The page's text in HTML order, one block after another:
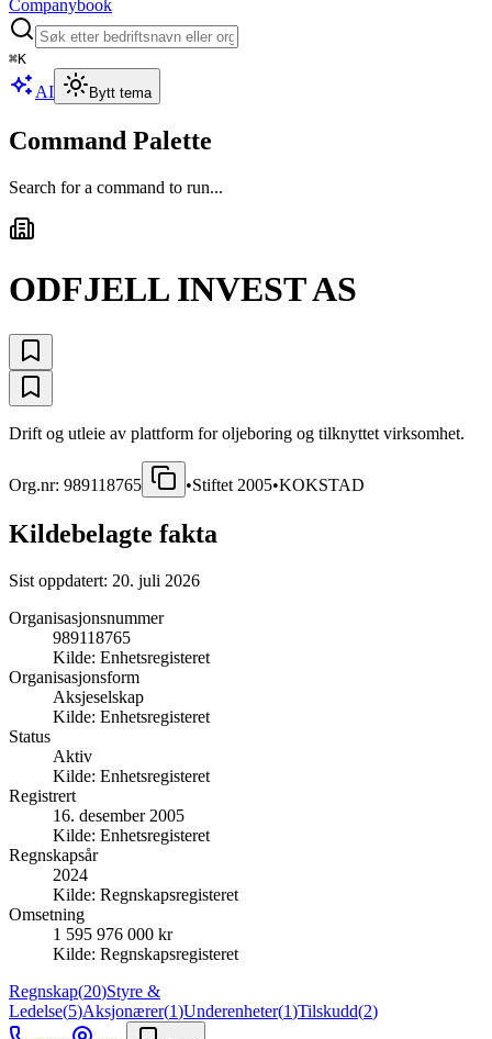
Companybook
⌘K
AI Bytt tema
Command Palette
Search for a command to run...
ODFJELL INVEST AS
Drift og utleie av plattform for oljeboring og tilknyttet virksomhet.
Org.nr: 989118765 •Stiftet 2005•KOKSTAD
Kildebelagte fakta
Sist oppdatert: 20. juli 2026
Organisasjonsnummer
989118765
Kilde: Enhetsregisteret
Organisasjonsform
Aksjeselskap
Kilde: Enhetsregisteret
Status
Aktiv
Kilde: Enhetsregisteret
Registrert
16. desember 2005
Kilde: Enhetsregisteret
Regnskapsår
2024
Kilde: Regnskapsregisteret
Omsetning
1 595 976 000 kr
Kilde: Regnskapsregisteret
Regnskap(20)Styre &
Ledelse(5)Aksjonærer(1)Underenheter(1)Tilskudd(2)